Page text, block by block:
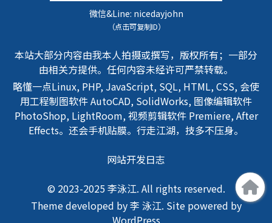
微信&Line: nicedayjohn
（点击可复制ID）
本站大部分内容由我本人拍摄或撰写，版权所有；一部分
由相关方提供。任何内容未经许可严禁转载。
略懂一点Linux, PHP, JavaScript, SQL, HTML, CSS, 会使
用工程制图软件 AutoCAD, SolidWorks, 图像编辑软件
PhotoShop, LightRoom, 视频剪辑软件 Premiere, After
Effects。还会手机贴膜。行走江湖，技多不压身。
网站开发日志
© 2023-2025 李泳江. All rights reserved.
Theme developed by 李 泳江. Site powered by
WordPress